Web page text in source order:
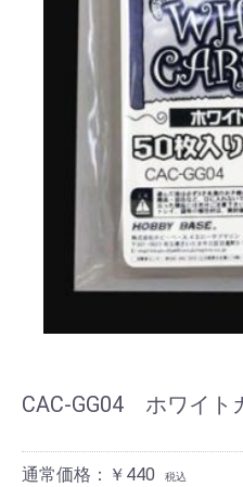
CAC-GG04 ホワイト
通常価格：￥440 税込